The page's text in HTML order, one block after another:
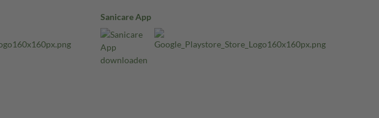
Sanicare App